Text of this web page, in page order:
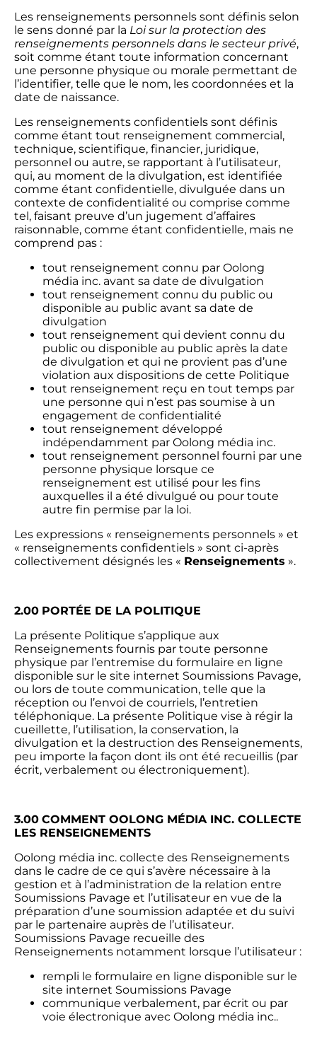
Les renseignements personnels sont définis selon
le sens donné par la Loi sur la protection des
renseignements personnels dans le secteur privé,
soit comme étant toute information concernant
une personne physique ou morale permettant de
l’identifier, telle que le nom, les coordonnées et la
date de naissance.
Les renseignements confidentiels sont définis
comme étant tout renseignement commercial,
technique, scientifique, financier, juridique,
personnel ou autre, se rapportant à l’utilisateur,
qui, au moment de la divulgation, est identifiée
comme étant confidentielle, divulguée dans un
contexte de confidentialité ou comprise comme
tel, faisant preuve d’un jugement d’affaires
raisonnable, comme étant confidentielle, mais ne
comprend pas :
tout renseignement connu par Oolong
média inc. avant sa date de divulgation
tout renseignement connu du public ou
disponible au public avant sa date de
divulgation
tout renseignement qui devient connu du
public ou disponible au public après la date
de divulgation et qui ne provient pas d’une
violation aux dispositions de cette Politique
tout renseignement reçu en tout temps par
une personne qui n’est pas soumise à un
engagement de confidentialité
tout renseignement développé
indépendamment par Oolong média inc.
tout renseignement personnel fourni par une
personne physique lorsque ce
renseignement est utilisé pour les fins
auxquelles il a été divulgué ou pour toute
autre fin permise par la loi.
Les expressions « renseignements personnels » et
« renseignements confidentiels » sont ci-après
collectivement désignés les « Renseignements ».
2.00 PORTÉE DE LA POLITIQUE
La présente Politique s’applique aux
Renseignements fournis par toute personne
physique par l’entremise du formulaire en ligne
disponible sur le site internet Soumissions Pavage,
ou lors de toute communication, telle que la
réception ou l’envoi de courriels, l’entretien
téléphonique. La présente Politique vise à régir la
cueillette, l’utilisation, la conservation, la
divulgation et la destruction des Renseignements,
peu importe la façon dont ils ont été recueillis (par
écrit, verbalement ou électroniquement).
3.00 COMMENT OOLONG MÉDIA INC. COLLECTE
LES RENSEIGNEMENTS
Oolong média inc. collecte des Renseignements
dans le cadre de ce qui s’avère nécessaire à la
gestion et à l’administration de la relation entre
Soumissions Pavage et l’utilisateur en vue de la
préparation d’une soumission adaptée et du suivi
par le partenaire auprès de l’utilisateur.
Soumissions Pavage recueille des
Renseignements notamment lorsque l’utilisateur :
rempli le formulaire en ligne disponible sur le
site internet Soumissions Pavage
communique verbalement, par écrit ou par
voie électronique avec Oolong média inc..